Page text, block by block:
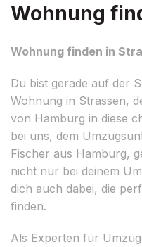
Wohnung
Wohnung finden in
Du bist gerade auf der
Wohnung in Strassen,
von Hamburg in diese
bei uns, dem
Fischer aus Hamburg,
nicht nur bei deinem
dich auch dabei, die
finden.
Als Experten für